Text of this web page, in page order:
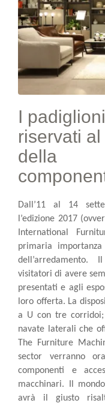
I
riservati
della
Dall’11 al 14
l’edizione 2017
International
primaria
visitatori di avere
presentati e agli
loro offerta. La
a U con tre
navate laterali che
The Furniture
sector verranno
componenti e
macchinari. Il
avrà il giusto